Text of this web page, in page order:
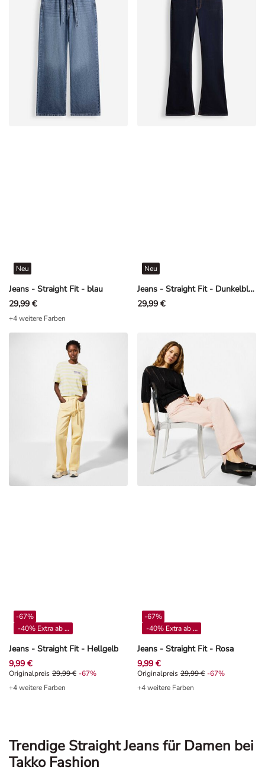
Jeans - Straight Fit - blau
Neu
29,99 €
+4 weitere Farben
Jeans - Straight Fit - Dunkelblau
Neu
29,99 €
Jeans - Straight Fit - Hellgelb
-67%
-40% Extra ab 4**
9,99 €
Originalpreis 29,99 €, Rabat -67%
Originalpreis 29,99 € -67%
+4 weitere Farben
Jeans - Straight Fit - Rosa
-67%
-40% Extra ab 4**
9,99 €
Originalpreis 29,99 €, Rabat -67%
Originalpreis 29,99 € -67%
+4 weitere Farben
Trendige Straight Jeans für Damen bei
Takko Fashion